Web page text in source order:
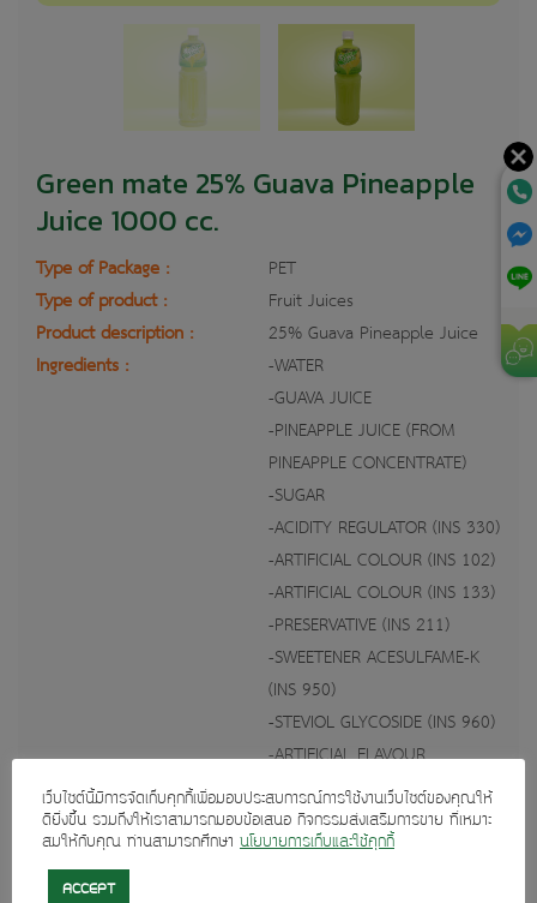
Green mate 25% Guava Pineapple
Juice 1000 cc.
Type of Package :
PET
Type of product :
Fruit Juices
Product description :
25% Guava Pineapple Juice
Ingredients :
-WATER
-GUAVA JUICE
-PINEAPPLE JUICE (FROM
PINEAPPLE CONCENTRATE)
-SUGAR
-ACIDITY REGULATOR (INS 330)
-ARTIFICIAL COLOUR (INS 102)
-ARTIFICIAL COLOUR (INS 133)
-PRESERVATIVE (INS 211)
-SWEETENER ACESULFAME-K
(INS 950)
-STEVIOL GLYCOSIDE (INS 960)
-ARTIFICIAL FLAVOUR
Quantity :
1000 cc.
packing :
Box Dimension 32 x 39 x 30
cm. _ 1 x 20 bottles/ctn
Weigt :
เว็บไซต์นี้มีการจัดเก็บคุกกี้เพื่อมอบประสบการณ์การใช้งานเว็บไซต์ของคุณให้
ดียิ่งขึ้น รวมถึงให้เราสามารถมอบข้อเสนอ กิจกรรมส่งเสริมการขาย ที่เหมาะ
สมให้กับคุณ ท่านสามารถศึกษา นโยบายการเก็บและใช้คุกกี้
ACCEPT